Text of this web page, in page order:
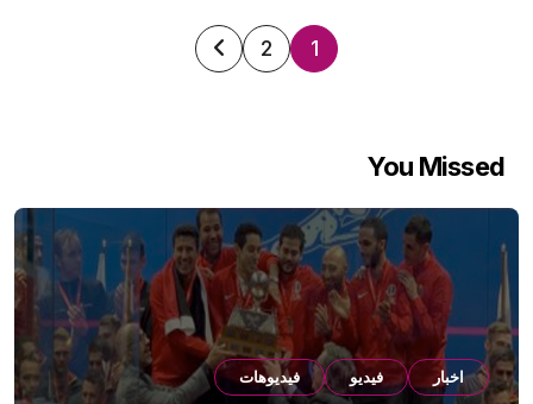
تعدد
1
2
You Missed
اخبار فيديو فيديوهات